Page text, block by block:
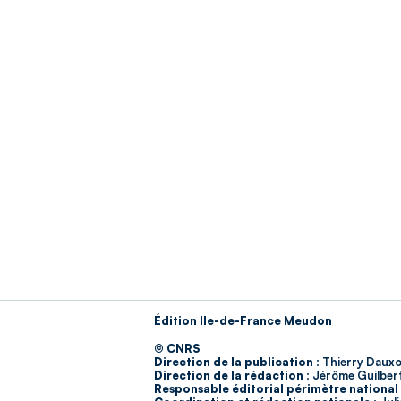
Édition Ile-de-France Meudon
© CNRS
Direction de la publication : Thierry
Direction de la rédaction : Jérôme
Responsable éditorial périmètre national